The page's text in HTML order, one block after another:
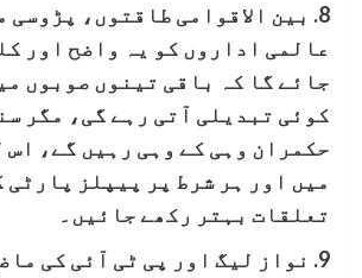
8. بین الاقوامی طاقتوں، پڑوسی
عالمی اداروں کو یہ واضح اور
جائے گا کہ باقی تینوں صوبوں
کوئی تبدیلی آتی رہے گی، مگر
حکمران وہی کے وہی رہیں گے، اس
میں اور ہر شرط پر پیپلز پارٹی
تعلقات بہتر رکھے جائیں۔
9. نواز لیگ اور پی ٹی آئی کی